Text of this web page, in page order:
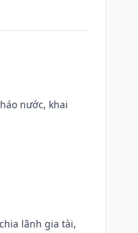
nước, khai
lãnh gia tài,